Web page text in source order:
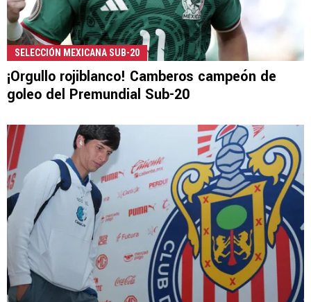
SELECCIÓN MEXICANA SUB-20
¡Orgullo rojiblanco! Camberos campeón de
goleo del Premundial Sub-20